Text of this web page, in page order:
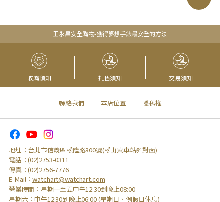
王永昌安全購物-獲得夢想手錶最安全的方法
收購須知 托售須知 交易須知
聯絡我們 本店位置 隱私權
地址： 台北市信義區松隆路300號(松山火車站斜對面)
電話： (02)2753-0311
傳真： (02)2756-7776
E-Mail： watchart@watchart.com
營業時間： 星期一至五中午12:30到晚上08:00
星期六： 中午12:30到晚上06:00 (星期日、例假日休息)